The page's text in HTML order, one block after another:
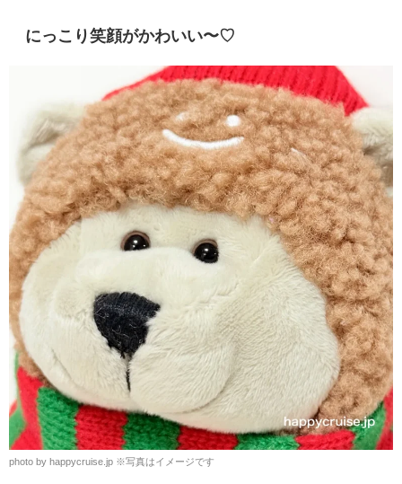
にっこり笑顔がかわいい〜♡
photo by happycruise.jp ※写真はイメージです